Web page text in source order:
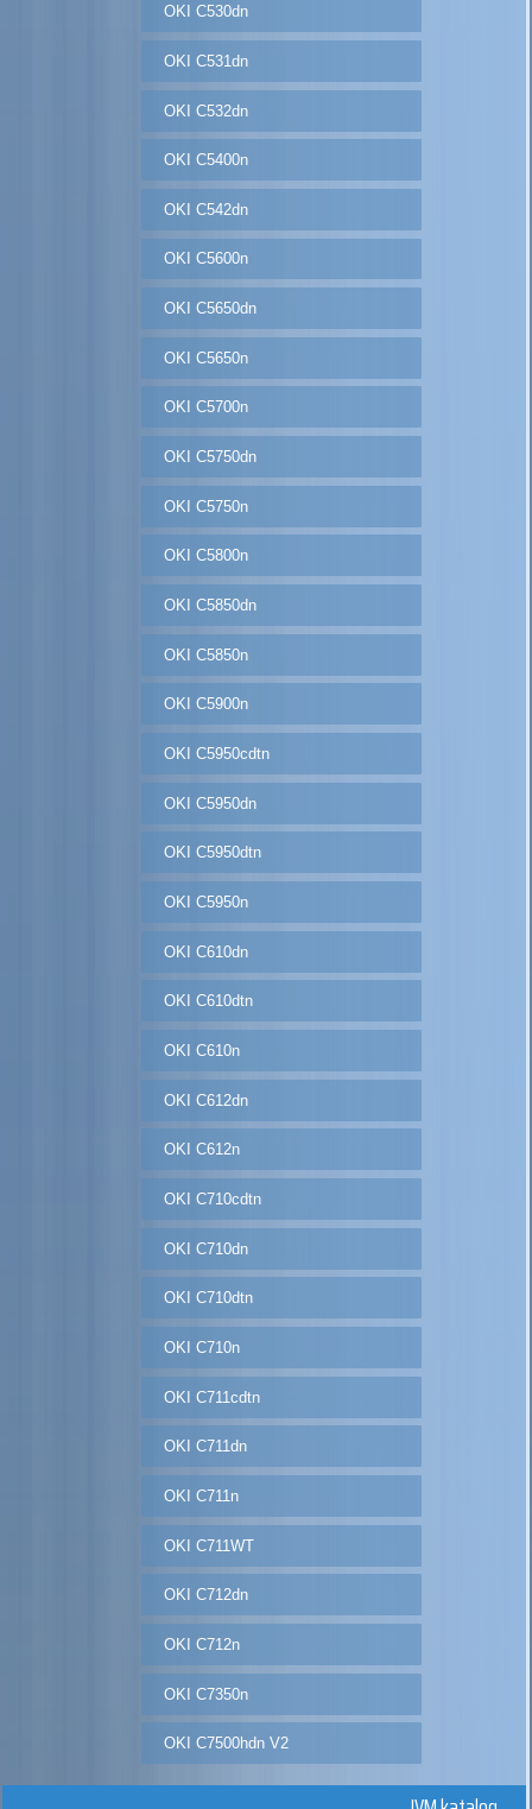
OKI C530dn
OKI C531dn
OKI C532dn
OKI C5400n
OKI C542dn
OKI C5600n
OKI C5650dn
OKI C5650n
OKI C5700n
OKI C5750dn
OKI C5750n
OKI C5800n
OKI C5850dn
OKI C5850n
OKI C5900n
OKI C5950cdtn
OKI C5950dn
OKI C5950dtn
OKI C5950n
OKI C610dn
OKI C610dtn
OKI C610n
OKI C612dn
OKI C612n
OKI C710cdtn
OKI C710dn
OKI C710dtn
OKI C710n
OKI C711cdtn
OKI C711dn
OKI C711n
OKI C711WT
OKI C712dn
OKI C712n
OKI C7350n
OKI C7500hdn V2